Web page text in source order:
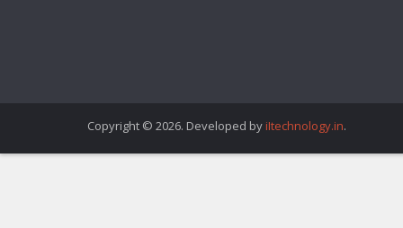
Copyright © 2026. Developed by iItechnology.in.